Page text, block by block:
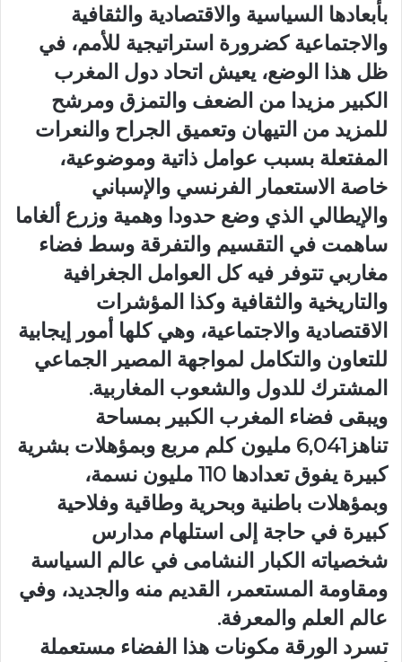
بأبعادها السياسية والاقتصادية والثقافية
والاجتماعية كضرورة استراتيجية للأمم، في
ظل هذا الوضع، يعيش اتحاد دول المغرب
الكبير مزيدا من الضعف والتمزق ومرشح
للمزيد من التيهان وتعميق الجراح والنعرات
المفتعلة بسبب عوامل ذاتية وموضوعية،
خاصة الاستعمار الفرنسي والإسباني
والإيطالي الذي وضع حدودا وهمية وزرع ألغاما
ساهمت في التقسيم والتفرقة وسط فضاء
مغاربي تتوفر فيه كل العوامل الجغرافية
والتاريخية والثقافية وكذا المؤشرات
الاقتصادية والاجتماعية، وهي كلها أمور إيجابية
للتعاون والتكامل لمواجهة المصير الجماعي
المشترك للدول والشعوب المغاربية.
ويبقى فضاء المغرب الكبير بمساحة
تناهز6,041 مليون كلم مربع وبمؤهلات بشرية
كبيرة يفوق تعدادها 110 مليون نسمة،
وبمؤهلات باطنية وبحرية وطاقية وفلاحية
كبيرة في حاجة إلى استلهام مدارس
شخصياته الكبار النشامى في عالم السياسة
ومقاومة المستعمر، القديم منه والجديد، وفي
عالم العلم والمعرفة.
تسرد الورقة مكونات هذا الفضاء مستعملة